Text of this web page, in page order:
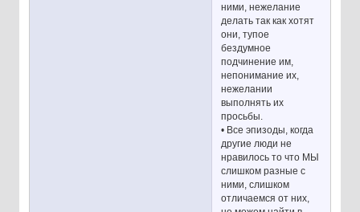
ними, нежелание
делать так как хотят
они, тупое
бездумное
подчинение им,
непонимание их,
нежелании
выполнять их
просьбы.
• Все эпизоды, когда
другие люди не
нравилось то что МЫ
слишком разные с
ними, слишком
отличаемся от них,